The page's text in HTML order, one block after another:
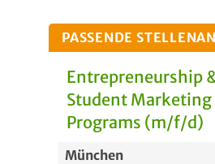
PASSENDE
Entrepreneurship
Student Marketing
Programs (m/f/d)
München